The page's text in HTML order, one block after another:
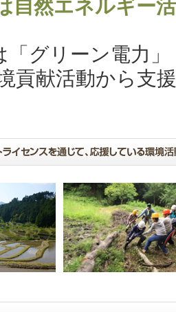
自然エネルギー
「グリーン電力
貢献活動から支